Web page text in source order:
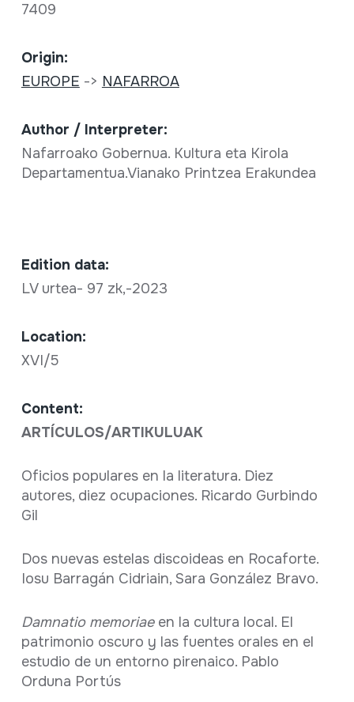
7409
Origin:
EUROPE -> NAFARROA
Author / Interpreter:
Nafarroako Gobernua. Kultura eta Kirola
Departamentua.Vianako Printzea Erakundea
Edition data:
LV urtea- 97 zk,-2023
Location:
XVI/5
Content:
ARTÍCULOS/ARTIKULUAK
Oficios populares en la literatura. Diez
autores, diez ocupaciones. Ricardo Gurbindo
Gil
Dos nuevas estelas discoideas en Rocaforte.
Iosu Barragán Cidriain, Sara González Bravo.
Damnatio memoriaeen la cultura local. El
patrimonio oscuro y las fuentes orales en el
estudio de un entorno pirenaico. Pablo
Orduna Portús